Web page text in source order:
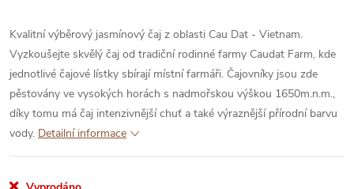
Kvalitní výběrový jasmínový čaj z oblasti Cau Dat - Vietnam.
Vyzkoušejte skvělý čaj od tradiční rodinné farmy Caudat Farm, kde
jednotlivé čajové lístky sbírají místní farmáři. Čajovníky jsou zde
pěstovány ve vysokých horách s nadmořskou výškou 1650m.n.m.,
díky tomu má čaj intenzivnější chuť a také výraznější přírodní barvu
vody. Detailní informace